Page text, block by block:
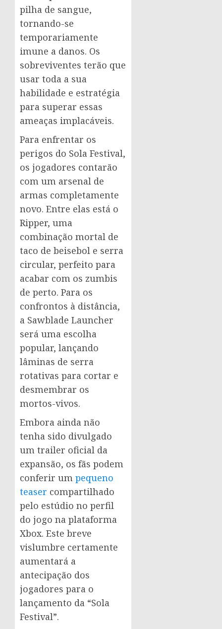
pilha de sangue,
tornando-se
temporariamente
imune a danos. Os
sobreviventes terão que
usar toda a sua
habilidade e estratégia
para superar essas
ameaças implacáveis.
Para enfrentar os
perigos do Sola Festival,
os jogadores contarão
com um arsenal de
armas completamente
novo. Entre elas está o
Ripper, uma
combinação mortal de
taco de beisebol e serra
circular, perfeito para
acabar com os zumbis
de perto. Para os
confrontos à distância,
a Sawblade Launcher
será uma escolha
popular, lançando
lâminas de serra
rotativas para cortar e
desmembrar os
mortos-vivos.
Embora ainda não
tenha sido divulgado
um trailer oficial da
expansão, os fãs podem
conferir um pequeno
teaser compartilhado
pelo estúdio no perfil
do jogo na plataforma
Xbox. Este breve
vislumbre certamente
aumentará a
antecipação dos
jogadores para o
lançamento da “Sola
Festival”.